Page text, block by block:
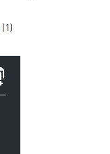
(1)